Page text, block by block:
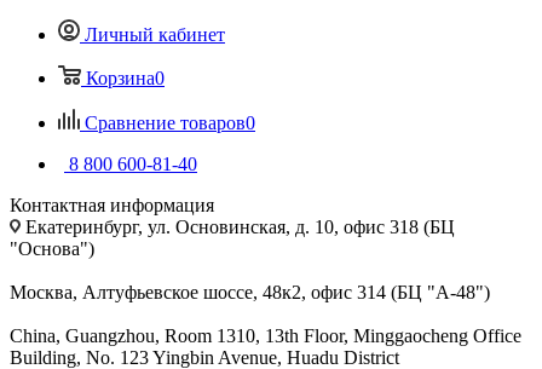
Личный кабинет
Корзина0
Сравнение товаров0
8 800 600-81-40
Контактная информация
Екатеринбург, ул. Основинская, д. 10, офис 318 (БЦ
"Основа")
Москва, Алтуфьевское шоссе, 48к2, офис 314 (БЦ "А-48")
China, Guangzhou, Room 1310, 13th Floor, Minggaocheng Office
Building, No. 123 Yingbin Avenue, Huadu District